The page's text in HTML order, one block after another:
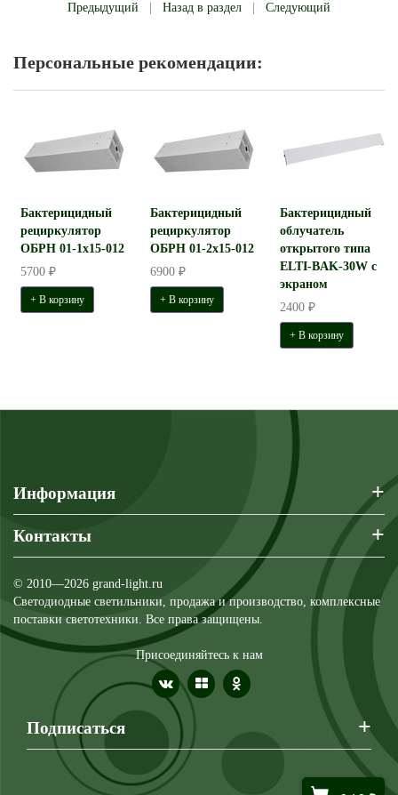
Предыдущий Назад в раздел Следующий
Персональные рекомендации:
Бактерицидный
рециркулятор
ОБРН 01-1x15-012
5700 ₽
+ В корзину
Бактерицидный
рециркулятор
ОБРН 01-2x15-012
6900 ₽
+ В корзину
Бактерицидный
облучатель
открытого типа
ELTI-BAK-30W с
экраном
2400 ₽
+ В корзину
Информация +
Контакты +
© 2010—2026 grand-light.ru
Светодиодные светильники, продажа и производство, комплексные
поставки светотехники. Все права защищены.
Присоединяйтесь к нам
Подписаться +